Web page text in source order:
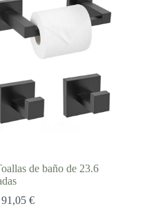
de baño de 23.6
91,05 €Rango